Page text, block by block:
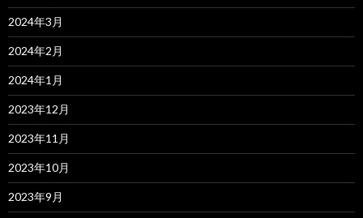
2024年3月
2024年2月
2024年1月
2023年12月
2023年11月
2023年10月
2023年9月